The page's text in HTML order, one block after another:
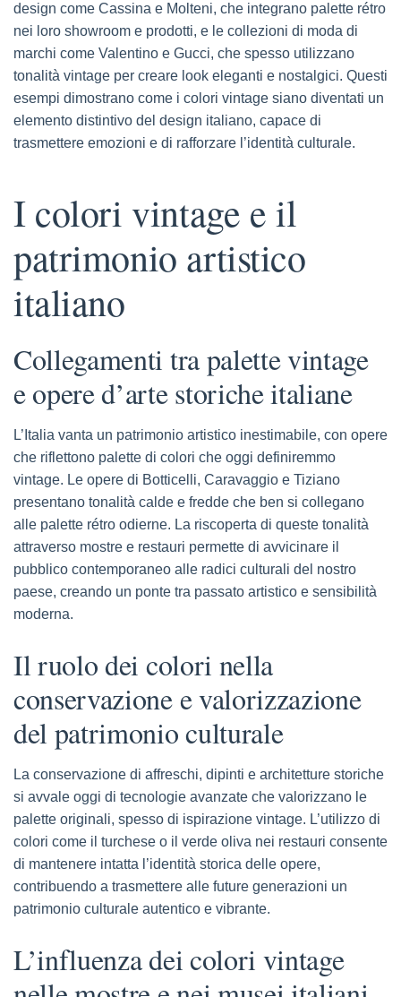
design come Cassina e Molteni, che integrano palette rétro
nei loro showroom e prodotti, e le collezioni di moda di
marchi come Valentino e Gucci, che spesso utilizzano
tonalità vintage per creare look eleganti e nostalgici. Questi
esempi dimostrano come i colori vintage siano diventati un
elemento distintivo del design italiano, capace di
trasmettere emozioni e di rafforzare l’identità culturale.
I colori vintage e il
patrimonio artistico
italiano
Collegamenti tra palette vintage
e opere d’arte storiche italiane
L’Italia vanta un patrimonio artistico inestimabile, con opere
che riflettono palette di colori che oggi definiremmo
vintage. Le opere di Botticelli, Caravaggio e Tiziano
presentano tonalità calde e fredde che ben si collegano
alle palette rétro odierne. La riscoperta di queste tonalità
attraverso mostre e restauri permette di avvicinare il
pubblico contemporaneo alle radici culturali del nostro
paese, creando un ponte tra passato artistico e sensibilità
moderna.
Il ruolo dei colori nella
conservazione e valorizzazione
del patrimonio culturale
La conservazione di affreschi, dipinti e architetture storiche
si avvale oggi di tecnologie avanzate che valorizzano le
palette originali, spesso di ispirazione vintage. L’utilizzo di
colori come il turchese o il verde oliva nei restauri consente
di mantenere intatta l’identità storica delle opere,
contribuendo a trasmettere alle future generazioni un
patrimonio culturale autentico e vibrante.
L’influenza dei colori vintage